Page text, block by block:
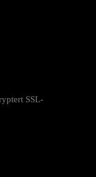
SSL-